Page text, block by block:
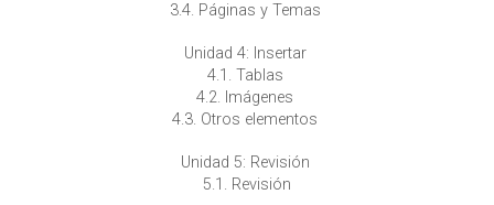
3.4. Páginas y Temas
Unidad 4: Insertar
4.1. Tablas
4.2. Imágenes
4.3. Otros elementos
Unidad 5: Revisión
5.1. Revisión